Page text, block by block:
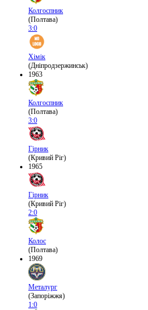
Колгоспник
(Полтава)
3:0
Хімік
(Дніпродзержинськ)
1963
Колгоспник
(Полтава)
3:0
Гірник
(Кривий Ріг)
1965
Гірник
(Кривий Ріг)
2:0
Колос
(Полтава)
1969
Металург
(Запоріжжя)
1:0